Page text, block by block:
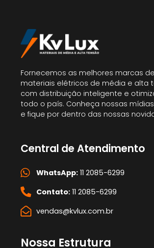
Fornecemos as melhores marcas de
materiais elétricos de média e alta
com distribuição inteligente e
todo o país. Conheça nossas
e fique por dentro das nossas
Central de Atendimento
WhatsApp:11 2085-6299
Contato:11 2085-6299
vendas@kvlux.com.br
Nossa Estrutura